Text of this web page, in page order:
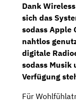
Dank
sich das
sodass Apple
nahtlos
digitale
sodass Musik
Verfügung
Für